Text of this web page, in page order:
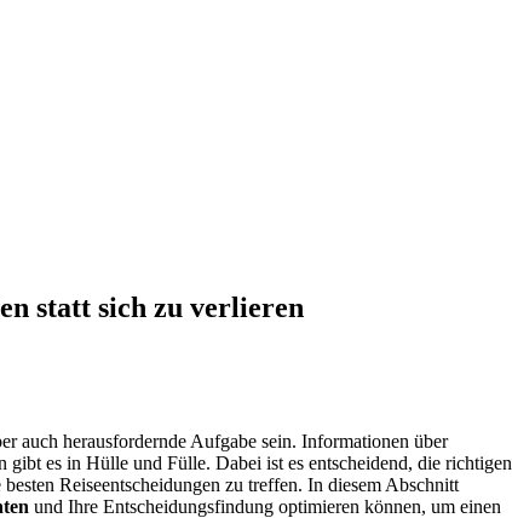
statt sich zu verlieren
auch herausfordernde Aufgabe sein. Informationen über
es in Hülle und Fülle. Dabei ist es entscheidend, die richtigen
Reiseentscheidungen zu treffen. In diesem Abschnitt
und Ihre Entscheidungsfindung optimieren können, um einen